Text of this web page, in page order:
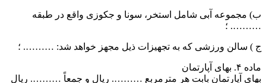
ب) مجموعه آبی شامل استخر، سونا و جکوزی واقع در طبقه
………. ؛
ج ) سالن ورزشی که به تجهیزات ذیل مجهز خواهد شد: ………. ؛
ماده ۴. بهای آپارتمان
بهای آپارتمان بابت هر مترمربع ………. ریال و جمعاً ………. ریال